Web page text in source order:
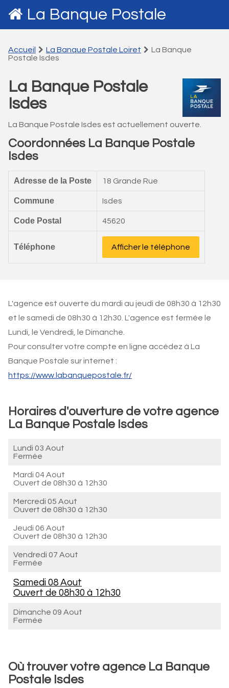
La Banque Postale
Accueil La Banque Postale Loiret
La Banque
Postale Isdes
La Banque Postale
Isdes
La Banque Postale Isdes est actuellement ouverte.
Coordonnées La Banque Postale
Isdes
Adresse de la Poste 18 Grande Rue
Commune Isdes
Code Postal 45620
Téléphone Afficher le téléphone
L'agence est ouverte du mardi au jeudi de 08h30 à 12h30
et le samedi de 08h30 à 12h30. L'agence est fermée le
Lundi, le Vendredi, le Dimanche.
Pour consulter votre compte en ligne accédez à La
Banque Postale sur internet :
https://www.labanquepostale.fr/
Horaires d'ouverture de votre agence
La Banque Postale Isdes
Lundi 03 Aout
Fermée
Mardi 04 Aout
Ouvert de 08h30 à 12h30
Mercredi 05 Aout
Ouvert de 08h30 à 12h30
Jeudi 06 Aout
Ouvert de 08h30 à 12h30
Vendredi 07 Aout
Fermée
Samedi 08 Aout
Ouvert de 08h30 à 12h30
Dimanche 09 Aout
Fermée
Où trouver votre agence La Banque
Postale Isdes